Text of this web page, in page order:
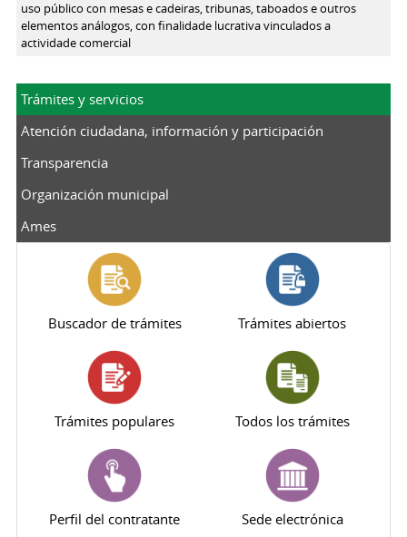
uso público con mesas e cadeiras, tribunas, taboados e outros
elementos análogos, con finalidade lucrativa vinculados a
actividade comercial
Trámites y servicios
Atención ciudadana, información y participación
Transparencia
Organización municipal
Ames
Buscador de trámites Trámites abiertos
Trámites populares Todos los trámites
Perfil del contratante Sede electrónica